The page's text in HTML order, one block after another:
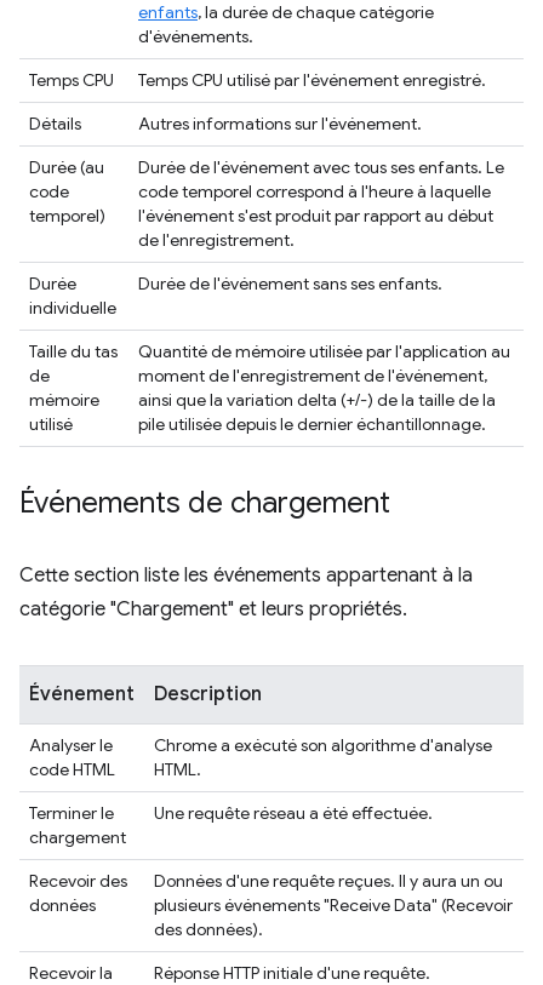
enfants, la durée de chaque catégorie
d'événements.
Temps CPU
Temps CPU utilisé par l'événement enregistré.
Détails
Autres informations sur l'événement.
Durée (au
code
temporel)
Durée de l'événement avec tous ses enfants. Le
code temporel correspond à l'heure à laquelle
l'événement s'est produit par rapport au début
de l'enregistrement.
Durée
individuelle
Durée de l'événement sans ses enfants.
Taille du tas
de
mémoire
utilisé
Quantité de mémoire utilisée par l'application au
moment de l'enregistrement de l'événement,
ainsi que la variation delta (+/-) de la taille de la
pile utilisée depuis le dernier échantillonnage.
Événements de chargement
Cette section liste les événements appartenant à la
catégorie "Chargement" et leurs propriétés.
Événement Description
Analyser le
code HTML
Chrome a exécuté son algorithme d'analyse
HTML.
Terminer le
chargement
Une requête réseau a été effectuée.
Recevoir des
données
Données d'une requête reçues. Il y aura un ou
plusieurs événements "Receive Data" (Recevoir
des données).
Recevoir la
Réponse HTTP initiale d'une requête.